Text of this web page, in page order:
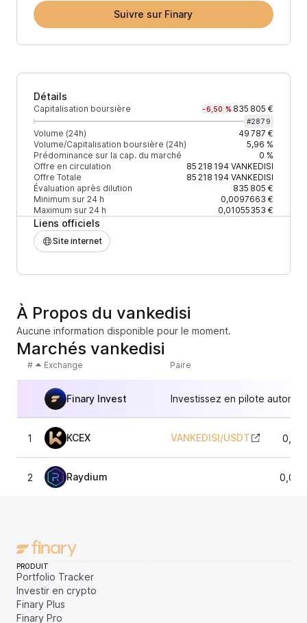
Suivre sur Finary
Détails
Capitalisation boursière -6,50 % 835 805 €
#2879
Volume (24h)
49 787 €
Volume/Capitalisation boursière (24h)
5,96 %
Prédominance sur la cap. du marché
0 %
Offre en circulation
85 218 194VANKEDISI
Offre Totale
85 218 194VANKEDISI
Évaluation après dilution
835 805 €
Minimum sur 24 h
0,0097663 €
Maximum sur 24 h
0,01055353 €
Liens officiels
Site internet
À Propos du vankedisi
Aucune information disponible pour le moment.
Marchés vankedisi
# Exchange Paire
Finary Invest Investissez en pilote
1 KCEX VANKEDISI/USDT
2 Raydium
PRODUIT
Portfolio Tracker
Investir en crypto
Finary Plus
Finary Pro